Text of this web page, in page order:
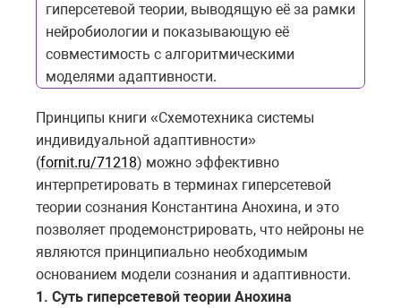
гиперсетевой теории, выводящую её за рамки
нейробиологии и показывающую её
совместимость с алгоритмическими
моделями адаптивности.
Принципы книги «Схемотехника системы
индивидуальной адаптивности»
(fornit.ru/71218) можно эффективно
интерпретировать в терминах гиперсетевой
теории сознания Константина Анохина, и это
позволяет продемонстрировать, что нейроны не
являются принципиально необходимым
основанием модели сознания и адаптивности.
1. Суть гиперсетевой теории Анохина